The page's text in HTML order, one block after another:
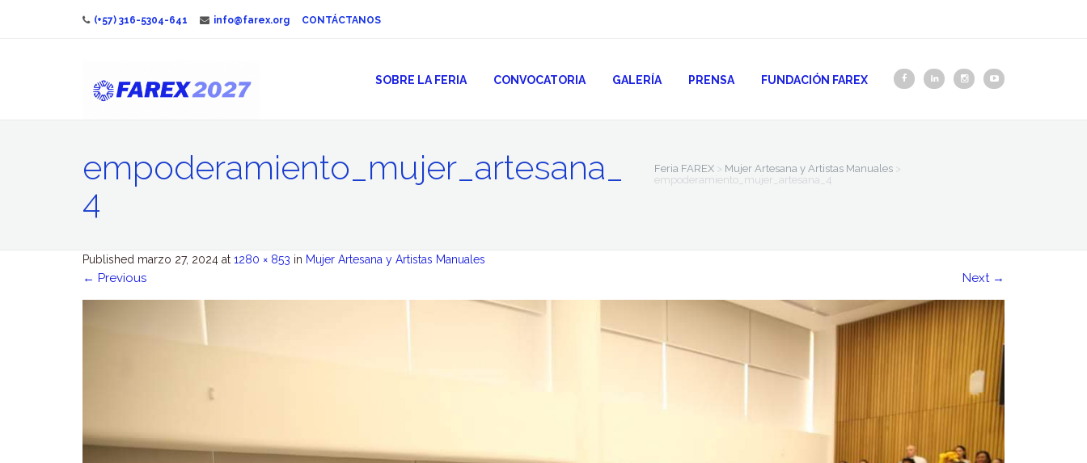
(+57) 316-5304-641 info@farex.org CONTÁCTANOS
SOBRE LA FERIA CONVOCATORIA GALERÍA PRENSA FUNDACIÓN FAREX
empoderamiento_mujer_artesana_
4
Feria FAREX> Mujer Artesana y Artistas Manuales>
empoderamiento_mujer_artesana_4
Published marzo 27, 2024 at 1280 × 853 in Mujer Artesana y Artistas Manuales
← Previous Next →